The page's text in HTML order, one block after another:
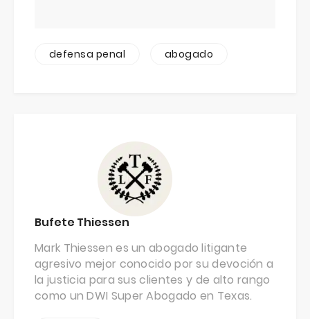
defensa penal abogado
Bufete Thiessen
Mark Thiessen es un abogado litigante
agresivo mejor conocido por su devoción a
la justicia para sus clientes y de alto rango
como un DWI Super Abogado en Texas.